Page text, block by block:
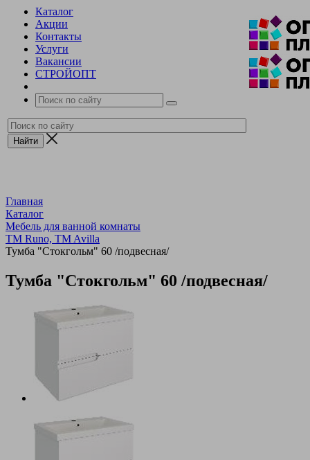
Каталог
Акции
Контакты
Услуги
Вакансии
СТРОЙОПТ
Главная
Каталог
Мебель для ванной комнаты
TM Runo, TM Avilla
Тумба "Стокгольм" 60 /подвесная/
Тумба "Стокгольм" 60 /подвесная/